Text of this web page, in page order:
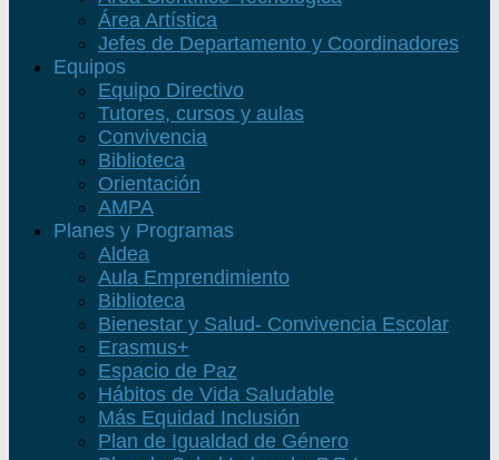
Área Artística
Jefes de Departamento y Coordinadores
Equipos
Equipo Directivo
Tutores, cursos y aulas
Convivencia
Biblioteca
Orientación
AMPA
Planes y Programas
Aldea
Aula Emprendimiento
Biblioteca
Bienestar y Salud- Convivencia Escolar
Erasmus+
Espacio de Paz
Hábitos de Vida Saludable
Más Equidad Inclusión
Plan de Igualdad de Género